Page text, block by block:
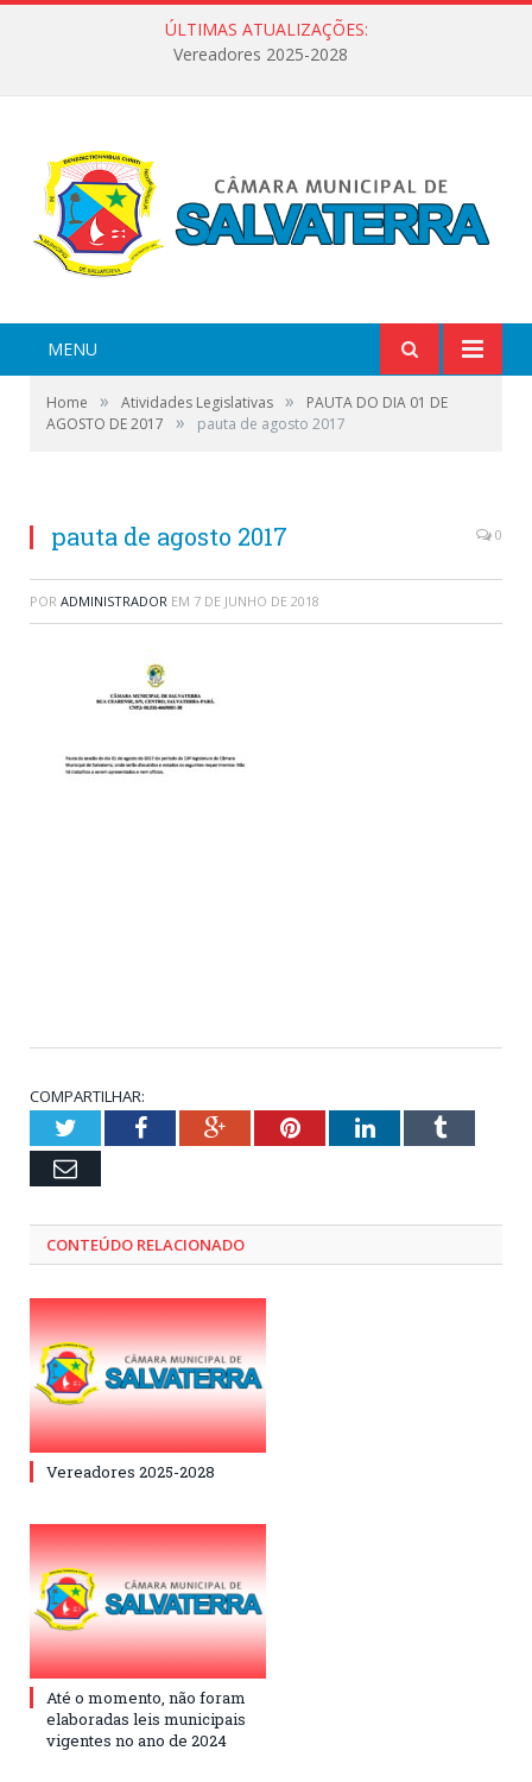
ÚLTIMAS ATUALIZAÇÕES:
Vereadores 2025-2028
MENU
Home » Atividades Legislativas »
PAUTA DO DIA 01 DE
AGOSTO DE 2017
» pauta de agosto 2017
pauta de agosto 2017 0
POR ADMINISTRADOR EM 7 DE JUNHO DE 2018
COMPARTILHAR:
TwitterFacebookGoogle+PinterestLinkedInTumblr
Email
CONTEÚDO RELACIONADO
Vereadores 2025-2028
Até o momento, não foram
elaboradas leis municipais
vigentes no ano de 2024